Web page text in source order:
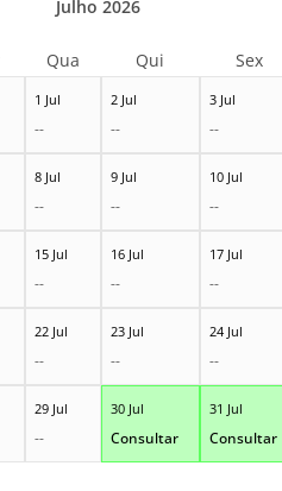
1 Jul
--
2 Jul
--
3 Jul
--
8 Jul
--
9 Jul
--
10 Jul
--
15 Jul
--
16 Jul
--
17 Jul
--
22 Jul
--
23 Jul
--
24 Jul
--
29 Jul
--
30 Jul
Consultar
31 Jul
Consultar
Julho 2026
Qua Qui Sex